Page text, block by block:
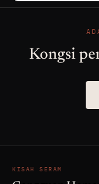
Kongsi
KISAH SERAM